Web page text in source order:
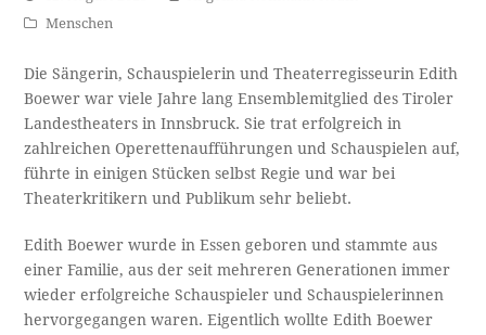
Menschen
Die Sängerin, Schauspielerin und Theaterregisseurin Edith
Boewer war viele Jahre lang Ensemblemitglied des Tiroler
Landestheaters in Innsbruck. Sie trat erfolgreich in
zahlreichen Operettenaufführungen und Schauspielen auf,
führte in einigen Stücken selbst Regie und war bei
Theaterkritikern und Publikum sehr beliebt.
Edith Boewer wurde in Essen geboren und stammte aus
einer Familie, aus der seit mehreren Generationen immer
wieder erfolgreiche Schauspieler und Schauspielerinnen
hervorgegangen waren. Eigentlich wollte Edith Boewer